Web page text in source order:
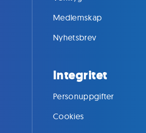
Medlemskap
Nyhetsbrev
Integritet
Personuppgifter
Cookies